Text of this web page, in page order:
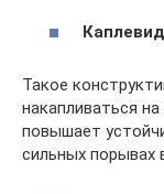
Такое
накапливаться
повышает
сильных порывах